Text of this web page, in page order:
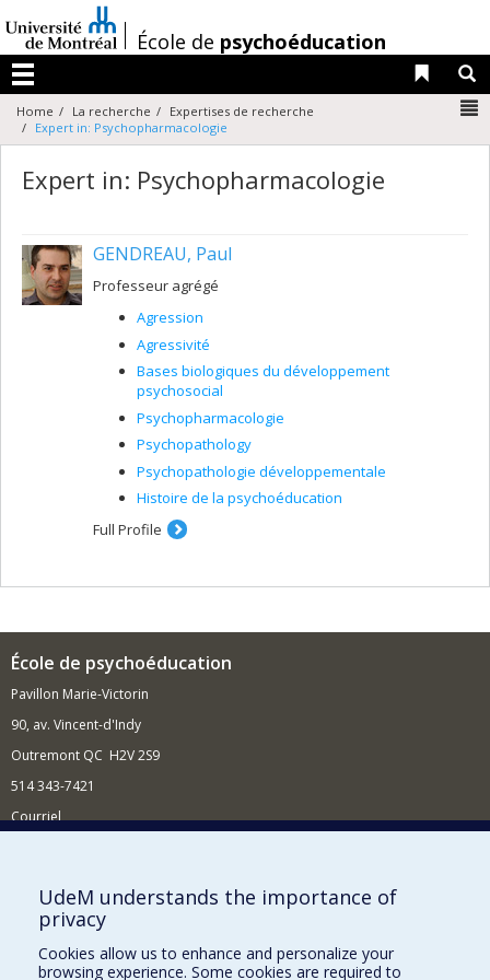
au
contenu
/École de psychoéducation
Menu
Liens
Home La recherche
Expertises de recherche
Expert in: Psychopharmacologie
Expert in: Psychopharmacologie
GENDREAU, Paul
Professeur agrégé
Agression
Agressivité
Bases biologiques du développement
psychosocial
Psychopharmacologie
Psychopathology
Psychopathologie développementale
Histoire de la psychoéducation
Full Profile
École de psychoéducation
Pavillon Marie-Victorin
90, av. Vincent-d'Indy
Outremont QC H2V 2S9
514 343-7421
Courriel
Comment soutenir l'École?
BESOIN D'AIDE?
Plan du site
UdeM understands the importance of
privacy
Cookies allow us to enhance and personalize your
browsing experience. Some cookies are required to